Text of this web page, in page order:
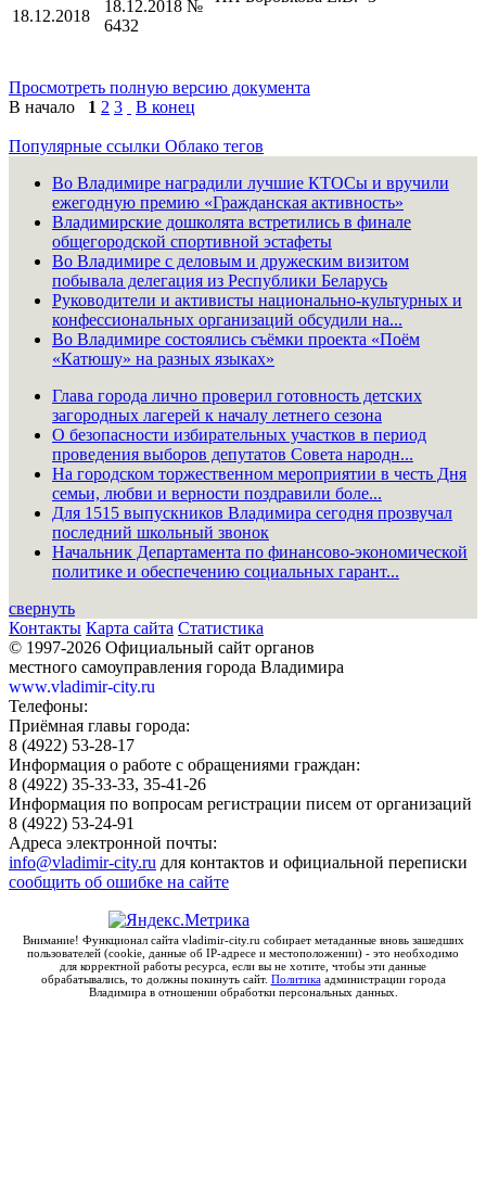
18.12.2018
18.12.2018 №
6432
872
аренды от
25.01.2020 №
ООО "АДС"
873
01.01.2020
аренды №
6593 от
01.01.2020
ООО "Экофил" 2
25.01.2020
договор
аренды №
6619 от
25.01.2020
ООО "НПП "ТНП" 3
877
аренды №
6592 от
01.01.2020
ООО "Арсенал
Технологий"
3
878
договор
аренды №
6587 от
01.01.2020
ООО "РИКОНТ" 3
880
25.01.2020
6617 от
25.01.2020
ООО "Гремлос" 3
881
договор
6596 ОТ
01.01.2020
Просмотреть полную версию документа
В начало
1 2 3 В конец
Популярные ссылки Облако тегов
Во Владимире наградили лучшие КТОСы и вручили
ежегодную премию «Гражданская активность»
Владимирские дошколята встретились в финале
общегородской спортивной эстафеты
Во Владимире с деловым и дружеским визитом
побывала делегация из Республики Беларусь
Руководители и активисты национально-культурных и
конфессиональных организаций обсудили на...
Во Владимире состоялись съёмки проекта «Поём
«Катюшу» на разных языках»
Глава города лично проверил готовность детских
загородных лагерей к началу летнего сезона
О безопасности избирательных участков в период
проведения выборов депутатов Совета народн...
На городском торжественном мероприятии в честь Дня
семьи, любви и верности поздравили боле...
Для 1515 выпускников Владимира сегодня прозвучал
последний школьный звонок
Начальник Департамента по финансово-экономической
политике и обеспечению социальных гарант...
свернуть
Контакты Карта сайта Статистика
© 1997-2026 Официальный сайт органов
местного самоуправления города Владимира
www.vladimir-city.ru
Телефоны:
Приёмная главы города:
8 (4922) 53-28-17
Информация о работе с обращениями граждан:
8 (4922) 35-33-33, 35-41-26
Информация по вопросам регистрации писем от организаций
8 (4922) 53-24-91
Адреса электронной почты:
info@vladimir-city.ru для контактов и официальной переписки
сообщить об ошибке на сайте
Внимание! Функционал сайта vladimir-city.ru собирает метаданные вновь зашедших
пользователей (cookie, данные об IP-адресе и местоположении) - это необходимо
для корректной работы ресурса, если вы не хотите, чтобы эти данные
обрабатывались, то должны покинуть сайт. Политикаадминистрации города
Владимира в отношении обработки персональных данных.